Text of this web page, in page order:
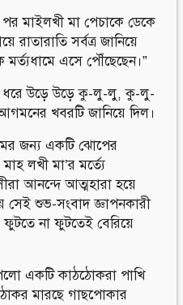
মাইলখী মা পেচাকে ডেকে
রাতারাতি সর্বত্র জানিয়ে
মর্ত্যধামে এসে পৌঁছেছেন।”
ধরে উড়ে উড়ে কু-লু-লু, কু-লু-
খবরটি জানিয়ে দিল।
জন্য একটি ঝোপের
লখী মা’র মর্ত্যে
আনন্দে আত্মহারা হয়ে
সেই শুভ-সংবাদ জ্ঞাপনকারী
না ফুটতেই বেরিয়ে
একটি কাঠঠোকরা পাখি
মারছে গাছপোকার